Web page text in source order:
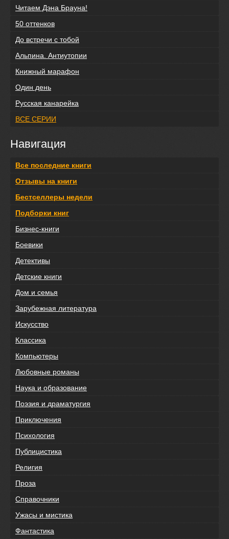
Читаем Дэна Брауна!
50 оттенков
До встречи с тобой
Альпина. Антиутопии
Книжный марафон
Один день
Русская канарейка
ВСЕ СЕРИИ
Навигация
Все последние книги
Отзывы на книги
Бестселлеры недели
Подборки книг
Бизнес-книги
Боевики
Детективы
Детские книги
Дом и семья
Зарубежная литература
Искусство
Классика
Компьютеры
Любовные романы
Наука и образование
Поэзия и драматургия
Приключения
Психология
Публицистика
Религия
Проза
Справочники
Ужасы и мистика
Фантастика